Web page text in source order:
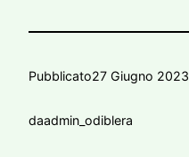
Pubblicato27 Giugno 2023
daadmin_odiblera